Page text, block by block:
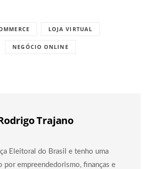
LOJA VIRTUAL
NEGÓCIO ONLINE
Trajano
Eleitoral do Brasil e tenho uma
por empreendedorismo, finanças e